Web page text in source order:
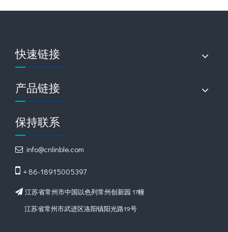
快速链接
产品链接
保持联系
 info@cnlinble.com
 + 86-18915005397
 江苏省常州市中国以色列常州创新园 17幢
江苏省常州市武进区洛阳镇阳光路19号